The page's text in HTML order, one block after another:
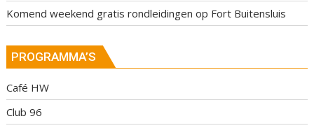
Komend weekend gratis rondleidingen op Fort Buitensluis
PROGRAMMA’S
Café HW
Club 96